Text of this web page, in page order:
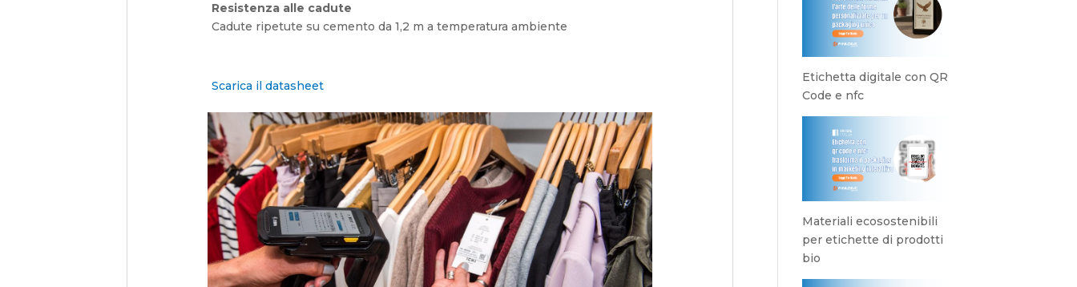
Resistenza alle cadute
Cadute ripetute su cemento da 1,2 m a temperatura ambiente
Scarica il datasheet
Etichetta digitale con QR
Code e nfc
Materiali ecosostenibili
per etichette di prodotti
bio